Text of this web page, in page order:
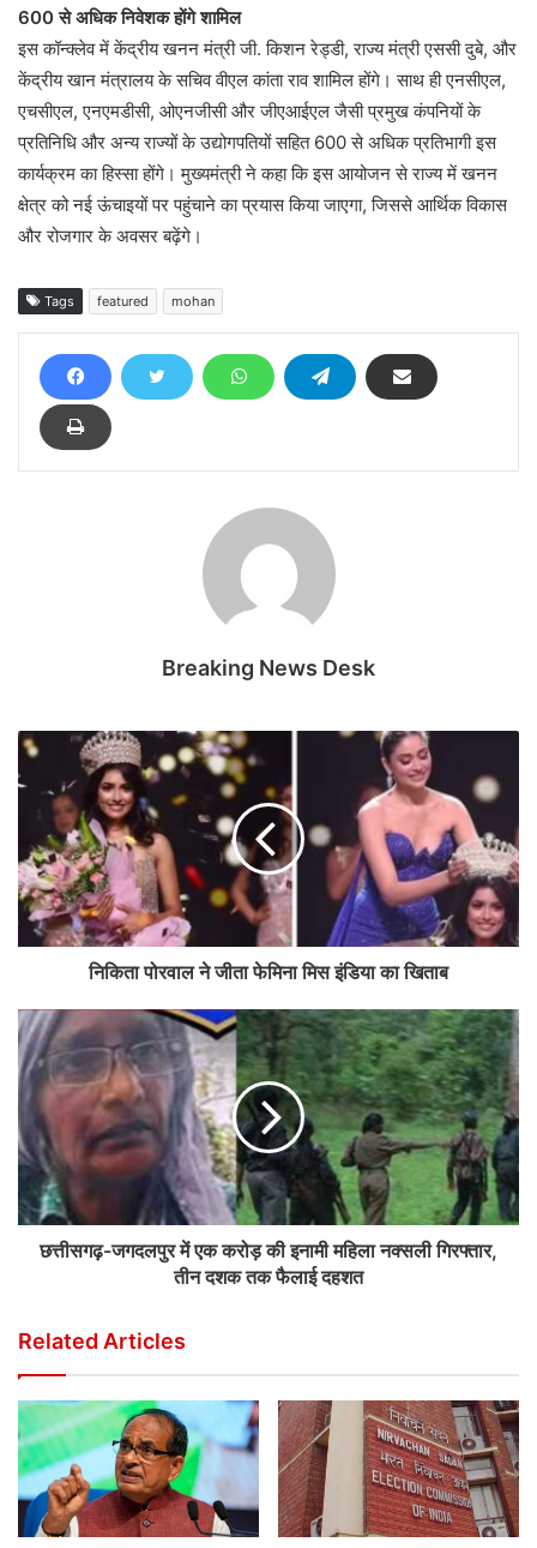
600 से अधिक निवेशक होंगे शामिल
इस कॉन्क्लेव में केंद्रीय खनन मंत्री जी. किशन रेड्डी, राज्य मंत्री एससी दुबे, और
केंद्रीय खान मंत्रालय के सचिव वीएल कांता राव शामिल होंगे। साथ ही एनसीएल,
एचसीएल, एनएमडीसी, ओएनजीसी और जीएआईएल जैसी प्रमुख कंपनियों के
प्रतिनिधि और अन्य राज्यों के उद्योगपतियों सहित 600 से अधिक प्रतिभागी इस
कार्यक्रम का हिस्सा होंगे। मुख्यमंत्री ने कहा कि इस आयोजन से राज्य में खनन
क्षेत्र को नई ऊंचाइयों पर पहुंचाने का प्रयास किया जाएगा, जिससे आर्थिक विकास
और रोजगार के अवसर बढ़ेंगे।
Tags featured mohan
Breaking News Desk
निकिता पोरवाल ने जीता फेमिना मिस इंडिया का खिताब
छत्तीसगढ़-जगदलपुर में एक करोड़ की इनामी महिला नक्सली गिरफ्तार,
तीन दशक तक फैलाई दहशत
Related Articles